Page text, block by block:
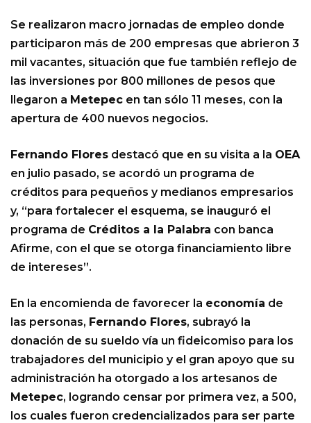
Se realizaron macro jornadas de empleo donde
participaron más de 200 empresas que abrieron 3
mil vacantes, situación que fue también reflejo de
las inversiones por 800 millones de pesos que
llegaron a Metepec en tan sólo 11 meses, con la
apertura de 400 nuevos negocios.
Fernando Flores destacó que en su visita a la OEA
en julio pasado, se acordó un programa de
créditos para pequeños y medianos empresarios
y, “para fortalecer el esquema, se inauguró el
programa de Créditos a la Palabra con banca
Afirme, con el que se otorga financiamiento libre
de intereses”.
En la encomienda de favorecer la economía de
las personas, Fernando Flores, subrayó la
donación de su sueldo vía un fideicomiso para los
trabajadores del municipio y el gran apoyo que su
administración ha otorgado a los artesanos de
Metepec, logrando censar por primera vez, a 500,
los cuales fueron credencializados para ser parte